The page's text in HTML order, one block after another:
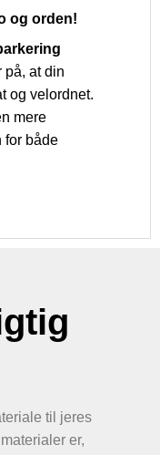
og orden!
at din
og velordnet.
mere
for både
til jeres
er,